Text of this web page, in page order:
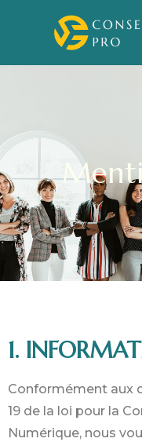
1.
Conformément aux
19 de la loi pour la
Numérique, nous